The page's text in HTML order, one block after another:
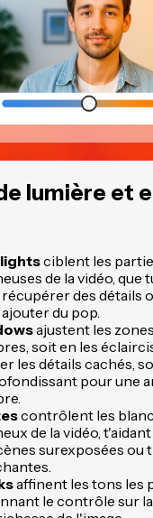
lumière et
ciblent les
de la vidéo, que
des détails
du pop.
ajustent les
soit en les
les détails cachés,
pour une
contrôlent les
de la vidéo,
surexposées ou
affinent les tons les
le contrôle sur